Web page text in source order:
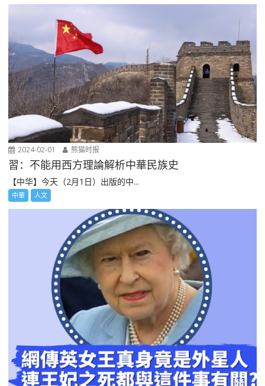
2024-02-01 熊猫时报
習：不能用西方理論解析中華民族史
【中华】今天（2月1日）出版的中...
中華 人文